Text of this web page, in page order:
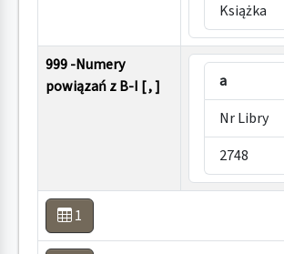
Książka
999 -Numery
powiązań z B-I [ , ]
a
Nr Libry
2748
1